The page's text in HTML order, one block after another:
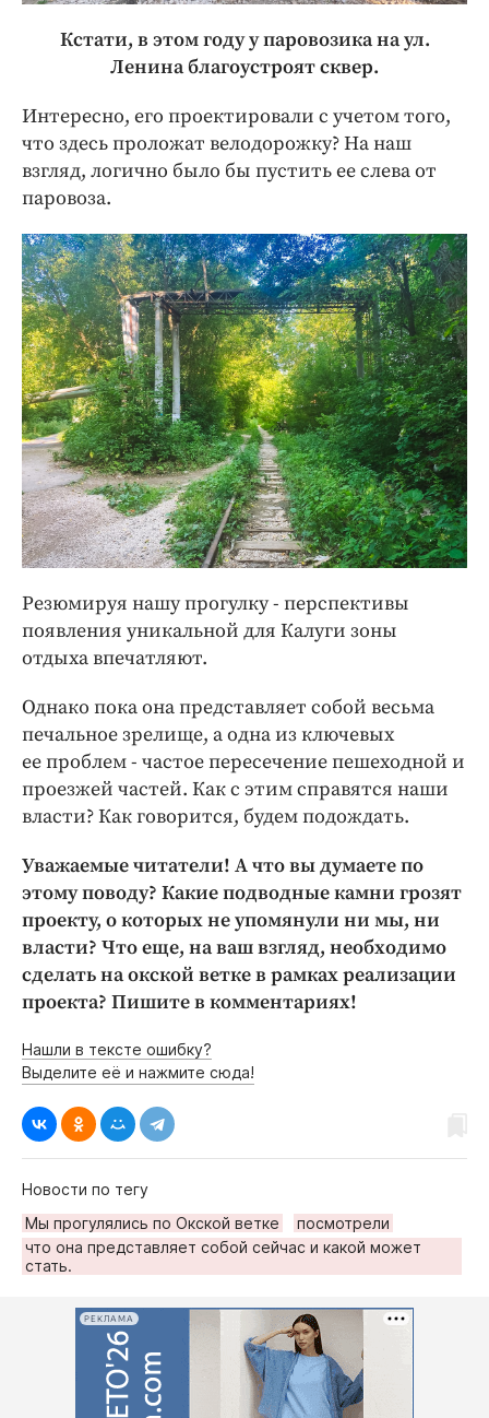
Кстати, в этом году у паровозика на ул.
Ленина благоустроят сквер.
Интересно, его проектировали с учетом того,
что здесь проложат велодорожку? На наш
взгляд, логично было бы пустить ее слева от
паровоза.
Резюмируя нашу прогулку - перспективы
появления уникальной для Калуги зоны
отдыха впечатляют.
Однако пока она представляет собой весьма
печальное зрелище, а одна из ключевых
ее проблем - частое пересечение пешеходной и
проезжей частей. Как с этим справятся наши
власти? Как говорится, будем подождать.
Уважаемые читатели! А что вы думаете по
этому поводу? Какие подводные камни грозят
проекту, о которых не упомянули ни мы, ни
власти? Что еще, на ваш взгляд, необходимо
сделать на окской ветке в рамках реализации
проекта? Пишите в комментариях!
Нашли в тексте ошибку?
Выделите её и нажмите сюда!
Новости по тегу
Мы прогулялись по Окской ветке
посмотрели
что она представляет собой сейчас и какой может
стать.
РЕКЛАМА